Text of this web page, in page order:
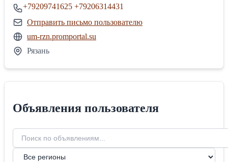
+79209741625 +79206314431
Отправить письмо пользователю
um-rzn.promportal.su
Рязань
Объявления пользователя